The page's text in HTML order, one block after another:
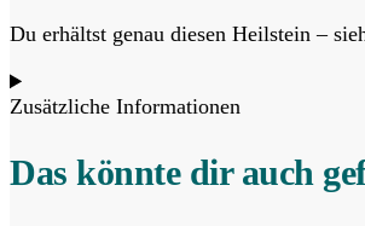
Du erhältst genau diesen Heilstein –
Zusätzliche Informationen
Das könnte dir auch